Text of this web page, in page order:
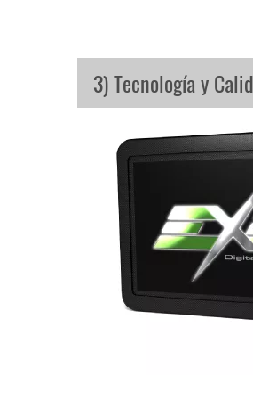
3) Tecnología y